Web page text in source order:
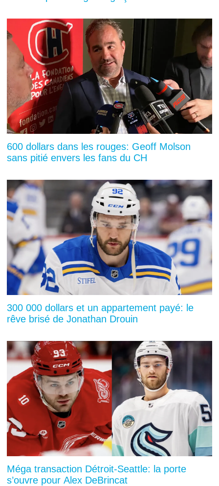
600 dollars dans les rouges: Geoff Molson
sans pitié envers les fans du CH
300 000 dollars et un appartement payé: le
rêve brisé de Jonathan Drouin
Méga transaction Détroit-Seattle: la porte
s’ouvre pour Alex DeBrincat